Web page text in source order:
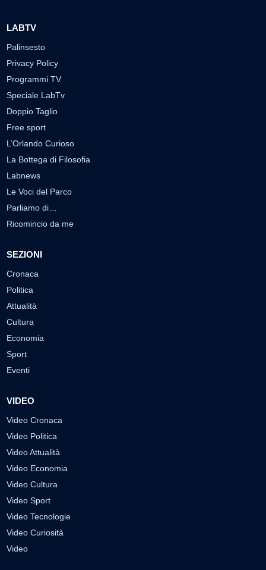
LABTV
Palinsesto
Privacy Policy
Programmi TV
Speciale LabTv
Doppio Taglio
Free sport
L’Orlando Curioso
La Bottega di Filosofia
Labnews
Le Voci del Parco
Parliamo di…
Ricomincio da me
SEZIONI
Cronaca
Politica
Attualità
Cultura
Economia
Sport
Eventi
VIDEO
Video Cronaca
Video Politica
Video Attualità
Video Economia
Video Cultura
Video Sport
Video Tecnologie
Video Curiosità
Video